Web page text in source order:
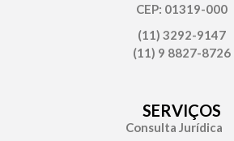
CEP: 01319-000
(11) 3292-9147
(11) 9 8827-8726
SERVIÇOS
Consulta Jurídica